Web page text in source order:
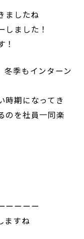
ましたね
ました！
！
冬季もインターン
時期になってき
のを社員一同楽
ーーーー
ますね